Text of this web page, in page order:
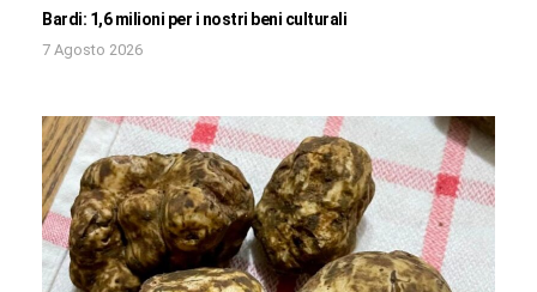
Bardi: 1,6 milioni per i nostri beni culturali
7 Agosto 2026